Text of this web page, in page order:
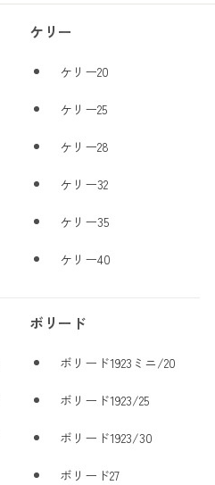
ケリー
ケリー20
ケリー25
ケリー28
ケリー32
ケリー35
ケリー40
ボリード
ボリード1923ミニ/20
ボリード1923/25
ボリード1923/30
ボリード27